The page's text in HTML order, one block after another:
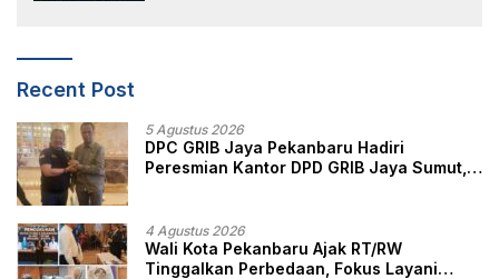
Recent Post
5 Agustus 2026
DPC GRIB Jaya Pekanbaru Hadiri
Peresmian Kantor DPD GRIB Jaya Sumut,
4 Agustus 2026
Wali Kota Pekanbaru Ajak RT/RW
Tinggalkan Perbedaan, Fokus Layani